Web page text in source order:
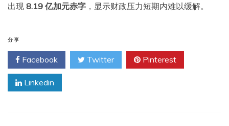
出现 8.19 亿加元赤字 ，显示财政压力短期内难以缓解。
分享
Facebook Twitter Pinterest
Linkedin